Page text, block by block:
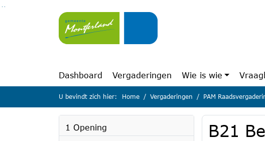
Ga naar de inhoud van deze pagina
Ga naar het zoeken
Ga naar het menu
Dashboard Vergaderingen Wie is wie
U bevindt zich hier: Home Vergaderingen PAM
1 Opening B21